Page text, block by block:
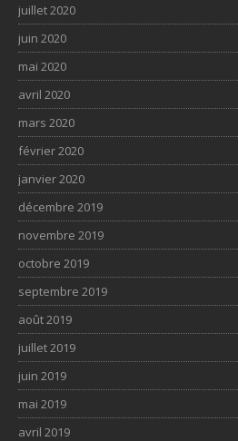
juillet 2020
juin 2020
mai 2020
avril 2020
mars 2020
février 2020
janvier 2020
décembre 2019
novembre 2019
octobre 2019
septembre 2019
août 2019
juillet 2019
juin 2019
mai 2019
avril 2019